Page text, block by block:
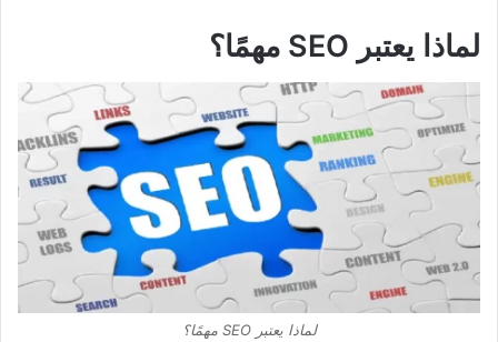
لماذا يعتبر SEO مهمًا؟
لماذا يعتبر SEO مهمًا؟